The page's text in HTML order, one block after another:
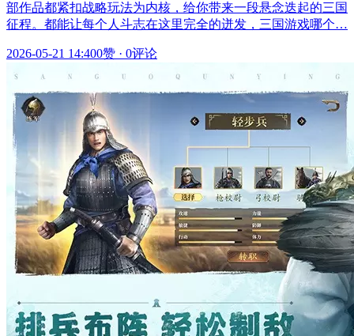
部作品都紧扣战略玩法为内核，给你带来一段悬念迭起的三国
征程。都能让每个人斗志在这里完全的迸发，三国游戏哪个…
2026-05-21 14:400赞 · 0评论